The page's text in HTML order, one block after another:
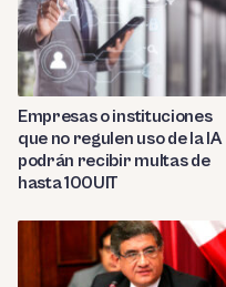
Empresas o instituciones
que no regulen uso de la IA
podrán recibir multas de
hasta 100UIT